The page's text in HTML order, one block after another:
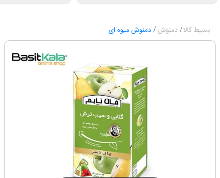
بسیط کالا دمنوش دمنوش میوه ای